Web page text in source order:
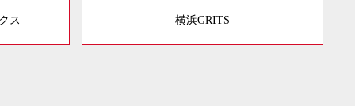
ス 横浜GRITS